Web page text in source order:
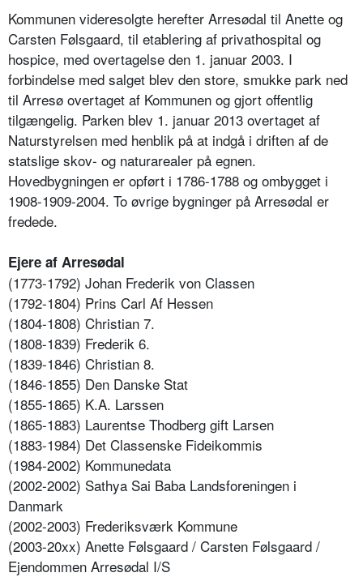
Kommunen videresolgte herefter Arresødal til Anette og
Carsten Følsgaard, til etablering af privathospital og
hospice, med overtagelse den 1. januar 2003. I
forbindelse med salget blev den store, smukke park ned
til Arresø overtaget af Kommunen og gjort offentlig
tilgængelig. Parken blev 1. januar 2013 overtaget af
Naturstyrelsen med henblik på at indgå i driften af de
statslige skov- og naturarealer på egnen.
Hovedbygningen er opført i 1786-1788 og ombygget i
1908-1909-2004. To øvrige bygninger på Arresødal er
fredede.
Ejere af Arresødal
(1773-1792) Johan Frederik von Classen
(1792-1804) Prins Carl Af Hessen
(1804-1808) Christian 7.
(1808-1839) Frederik 6.
(1839-1846) Christian 8.
(1846-1855) Den Danske Stat
(1855-1865) K.A. Larssen
(1865-1883) Laurentse Thodberg gift Larsen
(1883-1984) Det Classenske Fideikommis
(1984-2002) Kommunedata
(2002-2002) Sathya Sai Baba Landsforeningen i
Danmark
(2002-2003) Frederiksværk Kommune
(2003-20xx) Anette Følsgaard / Carsten Følsgaard /
Ejendommen Arresødal I/S